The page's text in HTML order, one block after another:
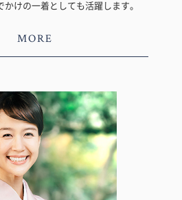
けの一着としても活躍します。
MORE